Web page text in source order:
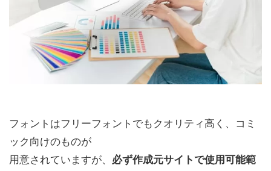
フォントはフリーフォントでもクオリティ高く、コミ
ック向けのものが
用意されていますが、 必ず作成元サイトで使用可能範